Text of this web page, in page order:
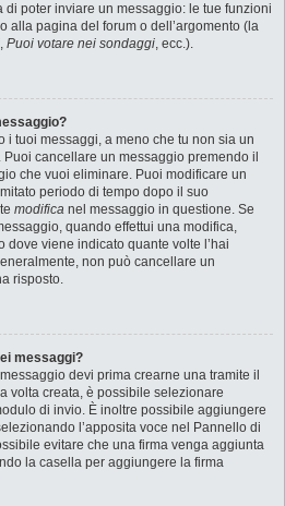
poter inviare un messaggio: le tue funzioni
alla pagina del forum o dell’argomento (la
, Puoi votare nei sondaggi, ecc.).
i tuoi messaggi, a meno che tu non sia un
cancellare un messaggio premendo il
che vuoi eliminare. Puoi modificare un
periodo di tempo dopo il suo
modifica nel messaggio in questione. Se
quando effettui una modifica,
dove viene indicato quante volte l’hai
non può cancellare un
risposto.
messaggi?
devi prima crearne una tramite il
volta creata, è possibile selezionare
di invio. È inoltre possibile aggiungere
l’apposita voce nel Pannello di
evitare che una firma venga aggiunta
la casella per aggiungere la firma